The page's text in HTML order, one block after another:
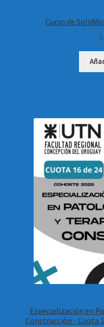
Curso de
$
Especialización en
Construcción - Cuota